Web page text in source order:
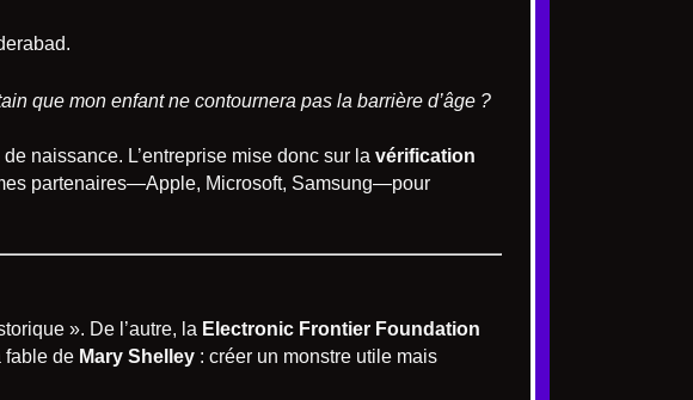
que mon enfant ne contournera pas la barrière d’âge ?
naissance. L’entreprise mise donc sur la vérification
partenaires—Apple, Microsoft, Samsung—pour
». De l’autre, la Electronic Frontier Foundation
fable de Mary Shelley : créer un monstre utile mais